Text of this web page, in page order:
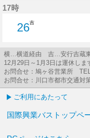
17時
26吉
横…横道経由 吉…安行吉蔵
12月29日～1月3日は運休しま
お問合せ：鳩ヶ谷営業所
お問合せ：川口市都市交通
ご利用にあたって
国際興業バストップペ